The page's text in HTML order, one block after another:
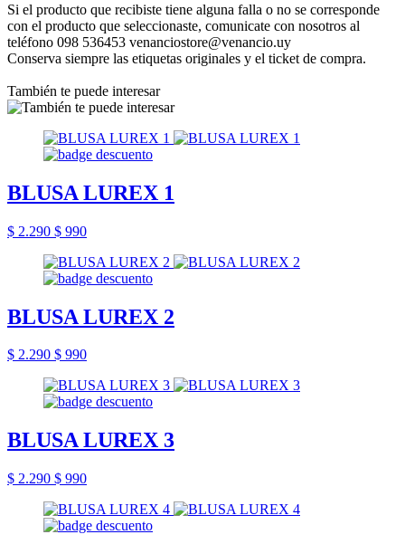
Si el producto que recibiste tiene alguna falla o no se corresponde
con el producto que seleccionaste, comunicate con nosotros al
teléfono 098 536453 venanciostore@venancio.uy
Conserva siempre las etiquetas originales y el ticket de compra.
También te puede interesar
BLUSA LUREX 1
$ 2.290 $ 990
BLUSA LUREX 2
$ 2.290 $ 990
BLUSA LUREX 3
$ 2.290 $ 990